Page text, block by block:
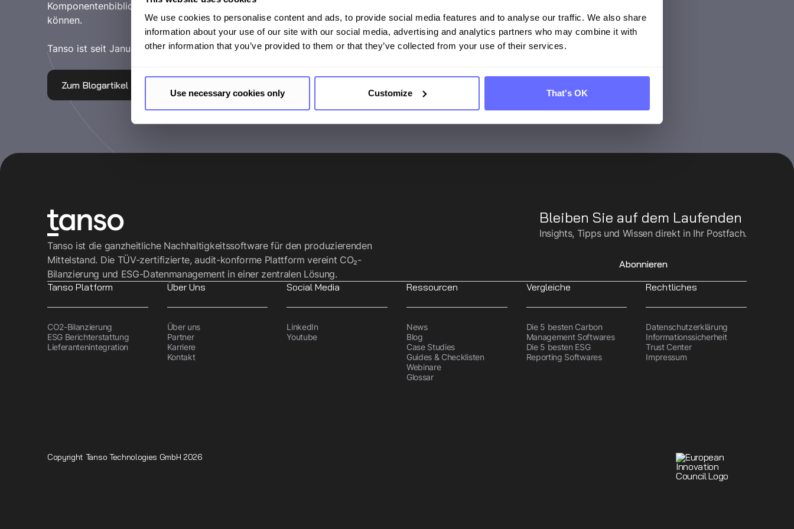
We use cookies to personalise content and ads, to provide social media features and to analyse our traffic. We also share
information about your use of our site with our social media, advertising and analytics partners who may combine it with
other information that you’ve provided to them or that they’ve collected from your use of their services.
Use necessary cookies only Customize That's OK
Footprint Berechnung mit dem VDMA
PCF STARTER wurde als gemeinsames Projekt von VDMA und Tanso entwickelt und war eine pragmatische Lösung für
Komponentenbibliothek ein, mit der Unternehmen leichter PCFs für verschiedene Produktvarianten nach ISO 14067 berechnen
können.
Tanso ist seit Januar 2025 sowohl für CCF als auch für PCF TÜV-zertifiziert.
Zum Blogartikel
Tanso ist die ganzheitliche Nachhaltigkeitssoftware für den produzierenden
Mittelstand. Die TÜV-zertifizierte, audit-konforme Plattform vereint CO₂-
Bilanzierung und ESG-Datenmanagement in einer zentralen Lösung.
Bleiben Sie auf dem Laufenden
Insights, Tipps und Wissen direkt in Ihr Postfach.
Abonnieren
Tanso Platform
CO2-Bilanzierung
ESG Berichterstattung
Lieferantenintegration
Über Uns
Über uns
Partner
Karriere
Kontakt
Social Media
LinkedIn
Youtube
Ressourcen
News
Blog
Case Studies
Guides & Checklisten
Webinare
Glossar
Vergleiche
Die 5 besten Carbon
Management Softwares
Die 5 besten ESG
Reporting Softwares
Rechtliches
Datenschutzerklärung
Informationssicherheit
Trust Center
Impressum
Copyright Tanso Technologies GmbH 2026